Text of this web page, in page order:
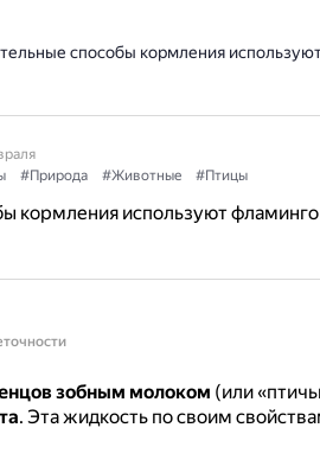
способы кормления
#Природа #Животные #Птицы
кормления используют фламинго
зобным молоком (или
. Эта жидкость по своим